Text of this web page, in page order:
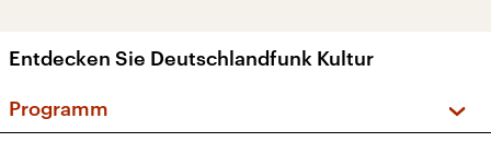
Entdecken Sie Deutschlandfunk Kultur
Programm